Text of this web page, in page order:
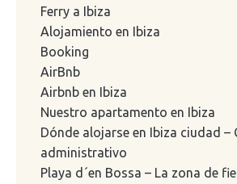
Ferry a Ibiza
Alojamiento en Ibiza
Booking
AirBnb
Airbnb en Ibiza
Nuestro apartamento en Ibiza
Dónde alojarse en Ibiza ciudad –
administrativo
Playa d´en Bossa – La zona de